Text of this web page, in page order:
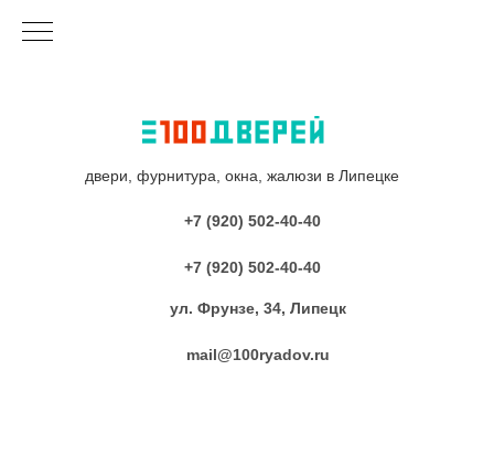
двери, фурнитура, окна, жалюзи в Липецке
+7 (920) 502-40-40
+7 (920) 502-40-40
ул. Фрунзе, 34, Липецк
mail@100ryadov.ru